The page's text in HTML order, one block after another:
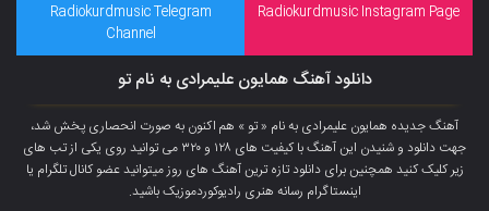
Radiokurdmusic Instagram Page
Radiokurdmusic Telegram
Channel
دانلود آهنگ همایون علیمرادی به نام تو
آهنگ جدیده همایون علیمرادی به نام « تو » هم اکنون به صورت انحصاری پخش شد،
جهت دانلود و شنیدن این آهنگ با کیفیت های ۱۲۸ و ۳۲۰ می توانید روی یکی از تب های
زیر کلیک کنید همچنین برای دانلود تازه ترین آهنگ های روز میتوانید عضوکانال تلگرام یا
اینستاگرام رسانه هنری رادیوکوردموزیک باشید.